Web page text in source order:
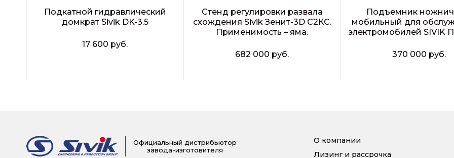
Подкатной гидравлический
домкрат Sivik DK-3.5
17 600 руб.
Стенд регулировки развала
схождения Sivik Зенит-3D С2КС.
Применимость – яма.
682 000 руб.
Подъемник
мобильный для
электромобилей SIVIK
370 000 руб.
Официальный дистрибьютор
завода-изготовителя
О компании
Лизинг и рассрочка